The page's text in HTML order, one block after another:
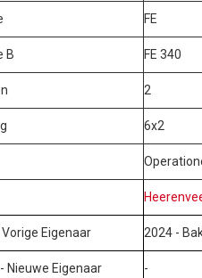
FE
B FE 340
2
6x2
Eigenaar 2024 -
Nieuwe Eigenaar -